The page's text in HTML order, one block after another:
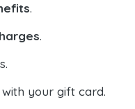
.
.
your gift card.